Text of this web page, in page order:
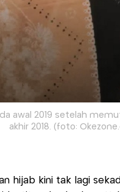
awal 2019 setelah
akhir 2018. (foto:
hijab kini tak lagi